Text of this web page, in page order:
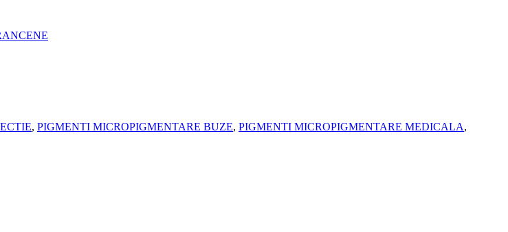
, PIGMENTI MICROPIGMENTARE BUZE, PIGMENTI MICROPIGMENTARE MEDICALA,